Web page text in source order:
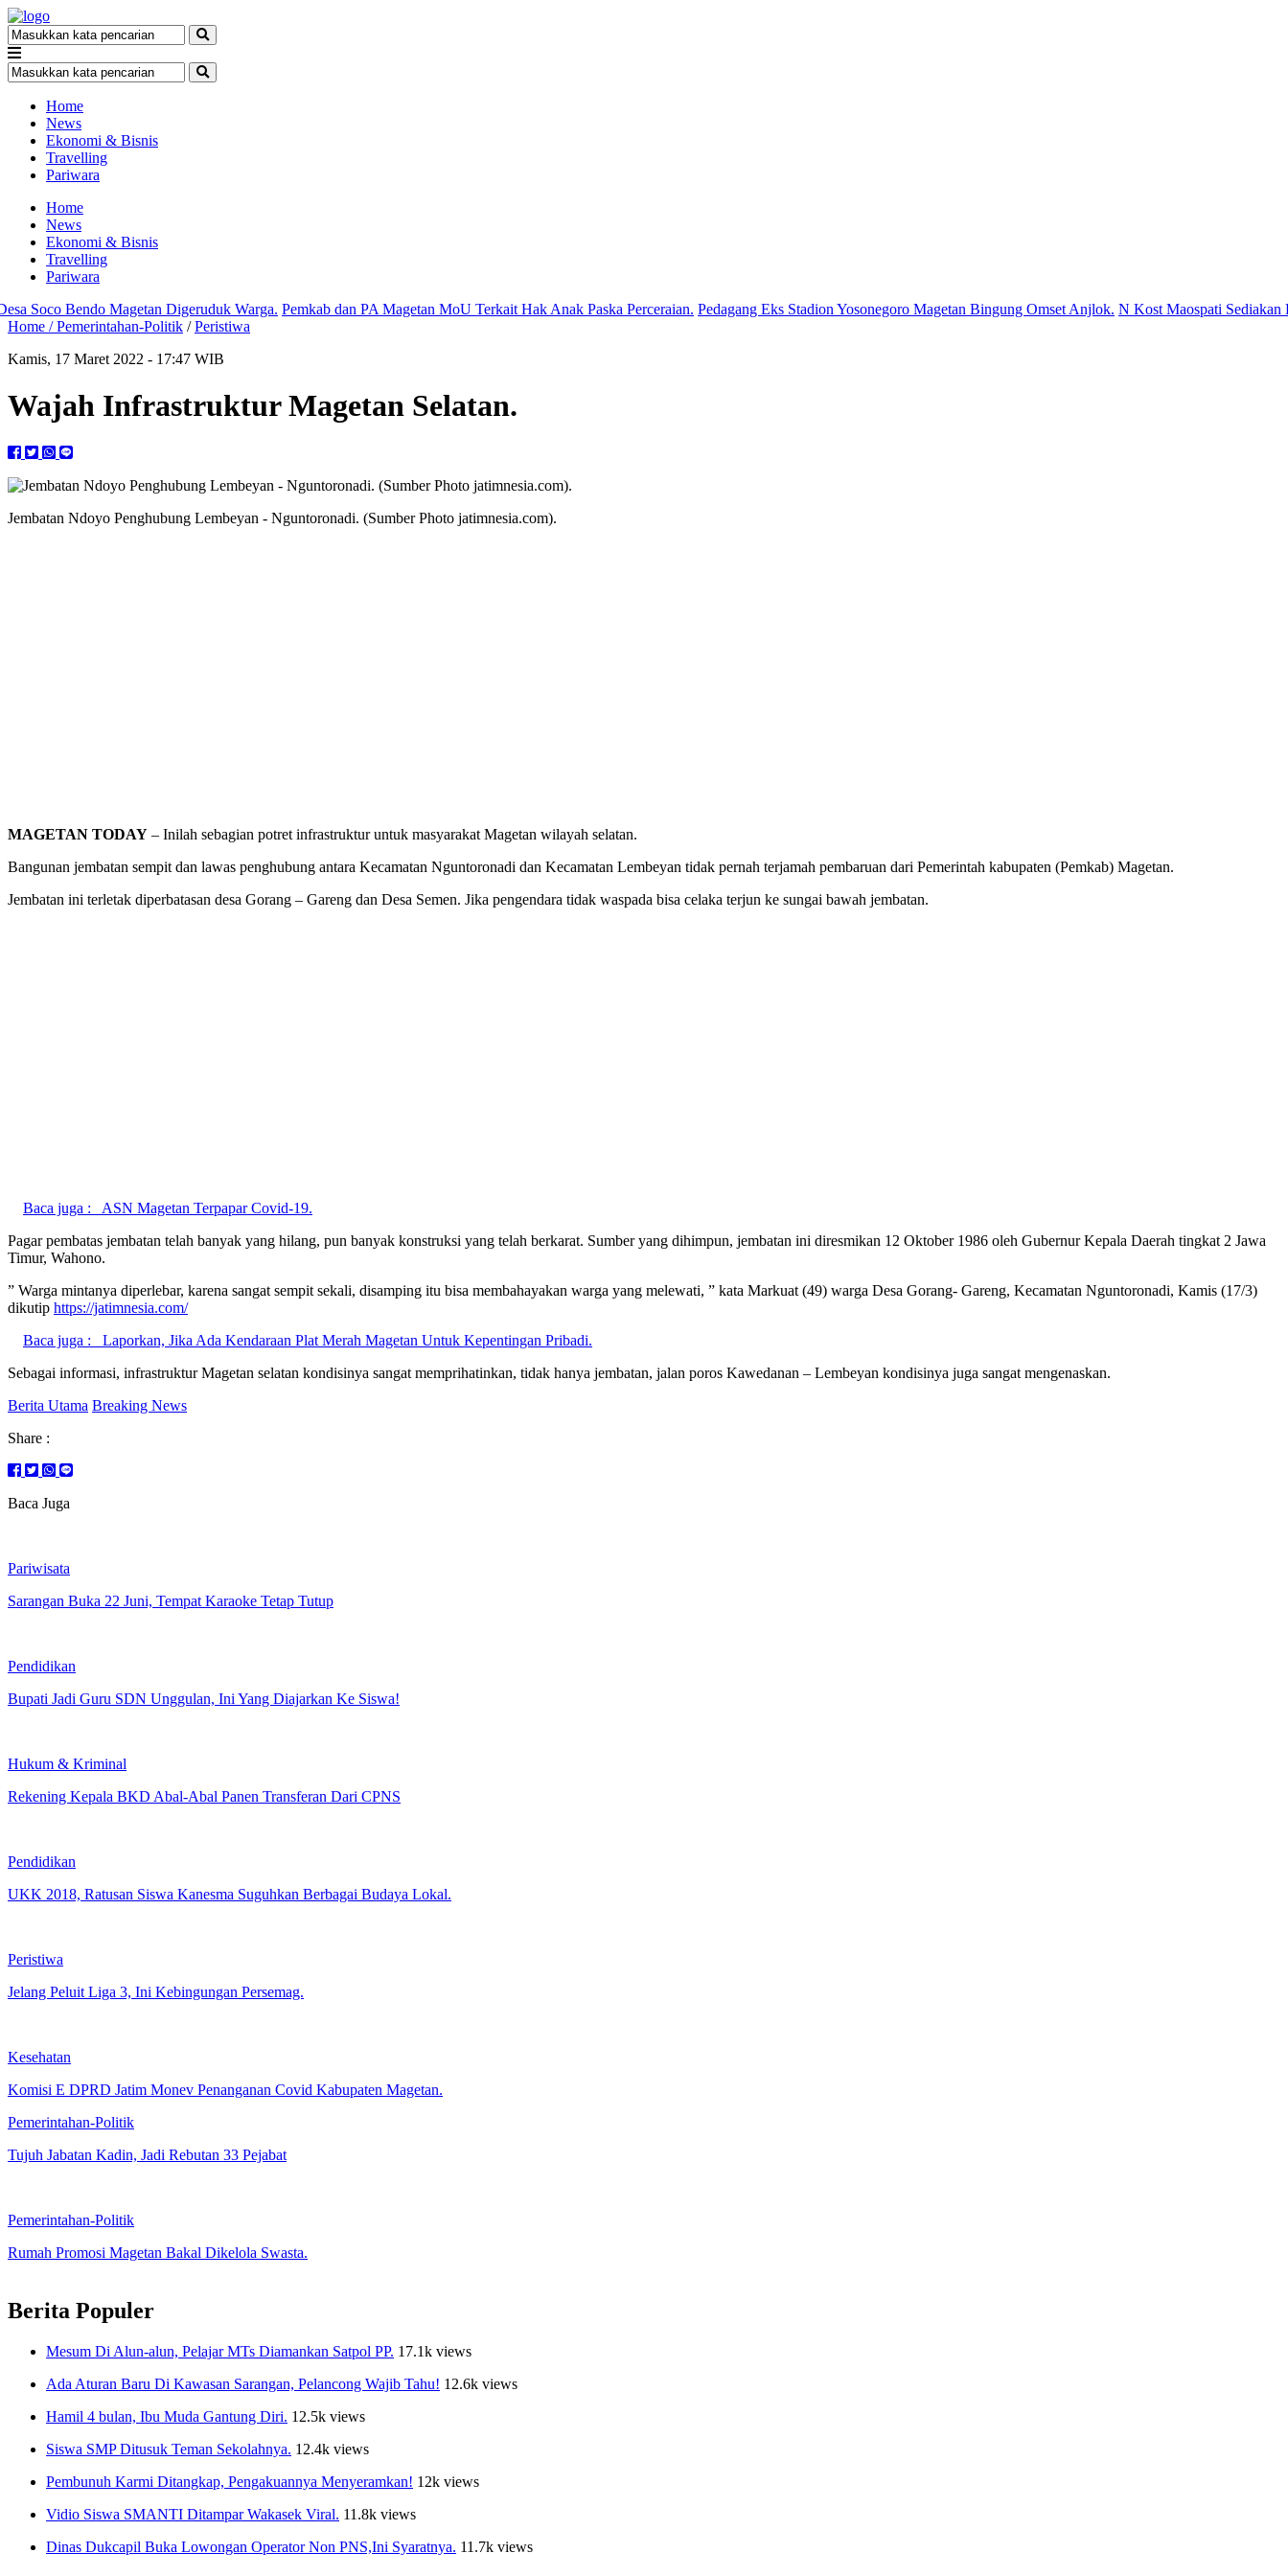
Home
News
Ekonomi & Bisnis
Travelling
Pariwara
Home
News
Ekonomi & Bisnis
Travelling
Pariwara
Bendo Magetan Digeruduk Warga. Pemkab dan PA Magetan MoU Terkait Hak Anak Paska Perceraian. Pedagang Eks Stadion Yosonegoro Magetan Bingung Omset Anjlok. N Kost Maospati Sediakan
Home /Pemerintahan-Politik /Peristiwa
Kamis, 17 Maret 2022 - 17:47 WIB
Wajah Infrastruktur Magetan Selatan.
Jembatan Ndoyo Penghubung Lembeyan - Nguntoronadi. (Sumber Photo jatimnesia.com).
MAGETAN TODAY – Inilah sebagian potret infrastruktur untuk masyarakat Magetan wilayah selatan.
Bangunan jembatan sempit dan lawas penghubung antara Kecamatan Nguntoronadi dan Kecamatan Lembeyan tidak pernah terjamah pembaruan dari Pemerintah kabupaten (Pemkab) Magetan.
Jembatan ini terletak diperbatasan desa Gorang – Gareng dan Desa Semen. Jika pengendara tidak waspada bisa celaka terjun ke sungai bawah jembatan.
Baca juga :
ASN Magetan Terpapar Covid-19.
Pagar pembatas jembatan telah banyak yang hilang, pun banyak konstruksi yang telah berkarat. Sumber yang dihimpun, jembatan ini diresmikan 12 Oktober 1986 oleh Gubernur Kepala Daerah tingkat 2 Jawa
Timur, Wahono.
” Warga mintanya diperlebar, karena sangat sempit sekali, disamping itu bisa membahayakan warga yang melewati, ” kata Markuat (49) warga Desa Gorang- Gareng, Kecamatan Nguntoronadi, Kamis (17/3)
dikutip https://jatimnesia.com/
Baca juga :
Laporkan, Jika Ada Kendaraan Plat Merah Magetan Untuk Kepentingan Pribadi.
Sebagai informasi, infrastruktur Magetan selatan kondisinya sangat memprihatinkan, tidak hanya jembatan, jalan poros Kawedanan – Lembeyan kondisinya juga sangat mengenaskan.
Berita Utama Breaking News
Share :
Baca Juga
Pariwisata
Sarangan Buka 22 Juni, Tempat Karaoke Tetap Tutup
Pendidikan
Bupati Jadi Guru SDN Unggulan, Ini Yang Diajarkan Ke Siswa!
Hukum & Kriminal
Rekening Kepala BKD Abal-Abal Panen Transferan Dari CPNS
Pendidikan
UKK 2018, Ratusan Siswa Kanesma Suguhkan Berbagai Budaya Lokal.
Peristiwa
Jelang Peluit Liga 3, Ini Kebingungan Persemag.
Kesehatan
Komisi E DPRD Jatim Monev Penanganan Covid Kabupaten Magetan.
Pemerintahan-Politik
Tujuh Jabatan Kadin, Jadi Rebutan 33 Pejabat
Pemerintahan-Politik
Rumah Promosi Magetan Bakal Dikelola Swasta.
Berita Populer
Mesum Di Alun-alun, Pelajar MTs Diamankan Satpol PP. 17.1k views
Ada Aturan Baru Di Kawasan Sarangan, Pelancong Wajib Tahu! 12.6k views
Hamil 4 bulan, Ibu Muda Gantung Diri. 12.5k views
Siswa SMP Ditusuk Teman Sekolahnya. 12.4k views
Pembunuh Karmi Ditangkap, Pengakuannya Menyeramkan! 12k views
Vidio Siswa SMANTI Ditampar Wakasek Viral. 11.8k views
Dinas Dukcapil Buka Lowongan Operator Non PNS,Ini Syaratnya. 11.7k views